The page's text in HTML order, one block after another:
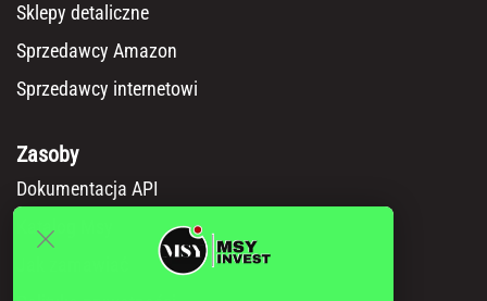
Sklepy detaliczne
Sprzedawcy Amazon
Sprzedawcy internetowi
Zasoby
Dokumentacja API
Katalog Msy